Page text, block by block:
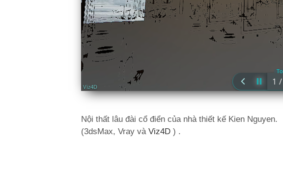
Nội thất lâu đài cổ điển của nhà thiết kế Kien Nguyen.
(3dsMax, Vray và Viz4D ) .